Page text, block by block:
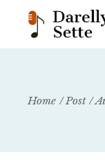
Home Post